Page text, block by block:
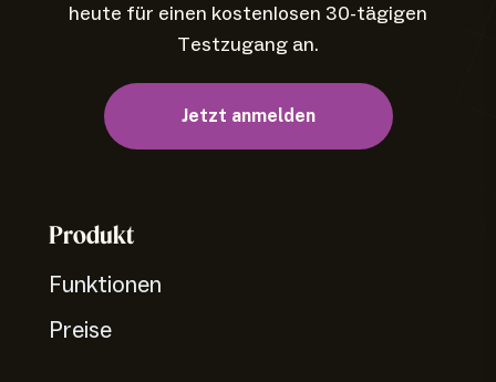
heute für einen kostenlosen 30-tägigen
Testzugang an.
Jetzt anmelden
Produkt
Funktionen
Preise